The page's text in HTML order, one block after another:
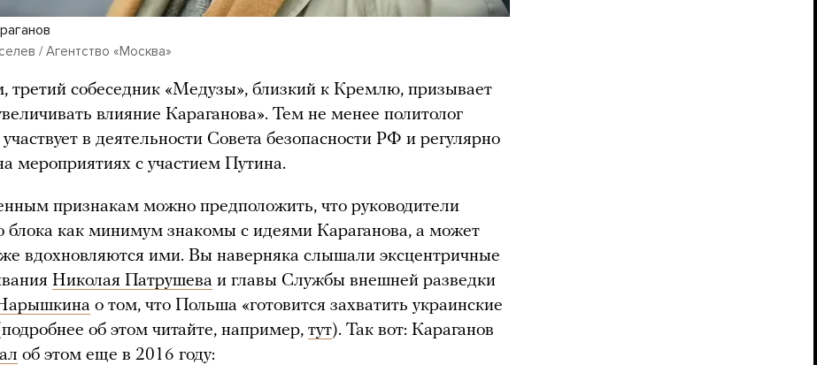
/ Агентство «Москва»
третий собеседник «Медузы», близкий к Кремлю, призывает
влияние Караганова». Тем не менее политолог
в деятельности Совета безопасности РФ и регулярно
мероприятиях с участием Путина.
признакам можно предположить, что руководители
блока как минимум знакомы с идеями Караганова, а может
вдохновляются ими. Вы наверняка слышали эксцентричные
Николая Патрушева и главы Службы внешней разведки
о том, что Польша «готовится захватить украинские
об этом читайте, например, тут). Так вот: Караганов
об этом еще в 2016 году: